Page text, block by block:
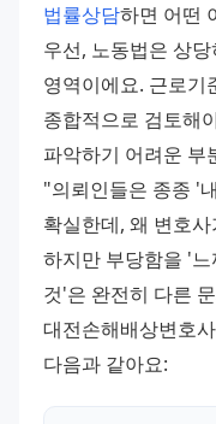
법률상담하면 어떤
우선, 노동법은 상
영역이에요. 근로기
종합적으로 검토해
파악하기 어려운 부
"의뢰인들은 종종 '
확실한데, 왜 변호
하지만 부당함을 '
것'은 완전히 다른
대전손해배상변호
다음과 같아요: